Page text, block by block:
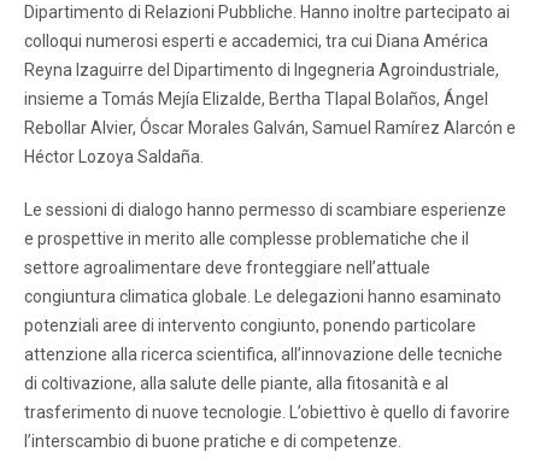
Dipartimento di Relazioni Pubbliche. Hanno inoltre partecipato ai
colloqui numerosi esperti e accademici, tra cui Diana América
Reyna Izaguirre del Dipartimento di Ingegneria Agroindustriale,
insieme a Tomás Mejía Elizalde, Bertha Tlapal Bolaños, Ángel
Rebollar Alvier, Óscar Morales Galván, Samuel Ramírez Alarcón e
Héctor Lozoya Saldaña.
Le sessioni di dialogo hanno permesso di scambiare esperienze
e prospettive in merito alle complesse problematiche che il
settore agroalimentare deve fronteggiare nell’attuale
congiuntura climatica globale. Le delegazioni hanno esaminato
potenziali aree di intervento congiunto, ponendo particolare
attenzione alla ricerca scientifica, all’innovazione delle tecniche
di coltivazione, alla salute delle piante, alla fitosanità e al
trasferimento di nuove tecnologie. L’obiettivo è quello di favorire
l’interscambio di buone pratiche e di competenze.